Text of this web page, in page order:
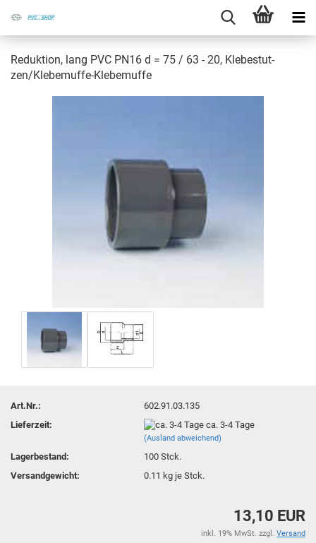
Re­duk­ti­on, lang PVC PN16 d = 75 / 63 - 20, Kle­be­stut­
zen/Klebemuffe-​Klebemuffe
Art.Nr.:
602.91.03.135
Lieferzeit:
ca. 3-4 Tage
(Ausland abweichend)
Lagerbestand: 100Stck.
Versandgewicht:
0.11 kg je Stck.
13,10 EUR
inkl. 19% MwSt. zzgl. Versand